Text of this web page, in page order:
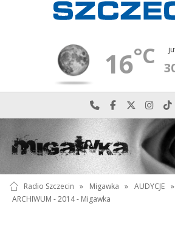
16°C
Najlepiej po prostu
Odwiedź nas
Odwiedź
Radio Szczecin » Migawka » AUDYCJE »
ARCHIWUM - 2014 - Migawka